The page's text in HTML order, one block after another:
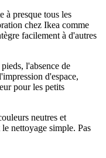
à presque tous les
chez Ikea comme
facilement à d'autres
l'absence de
d'espace,
pour les petits
neutres et
nettoyage simple. Pas